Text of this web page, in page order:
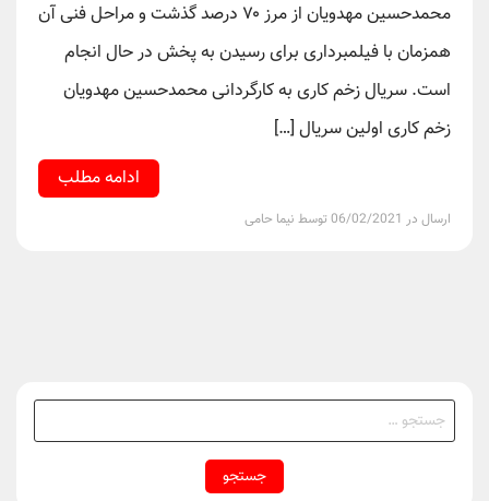
محمدحسین مهدویان از مرز ۷۰ درصد گذشت و مراحل فنی آن
همزمان با فیلمبرداری برای رسیدن به پخش در حال انجام
است. سریال زخم کاری به کارگردانی محمدحسین مهدویان
زخم کاری اولین سریال […]
ادامه مطلب
ارسال در 06/02/2021 توسط نیما حامی
جستجو
برای: